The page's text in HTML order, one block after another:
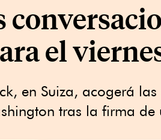
el
en Suiza, acogerá
tras la firma de